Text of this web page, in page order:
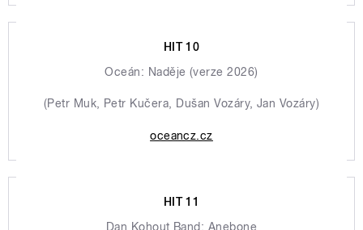
HIT 10
Oceán: Naděje (verze 2026)
(Petr Muk, Petr Kučera, Dušan Vozáry, Jan Vozáry)
oceancz.cz
HIT 11
Dan Kohout Band: Anebone